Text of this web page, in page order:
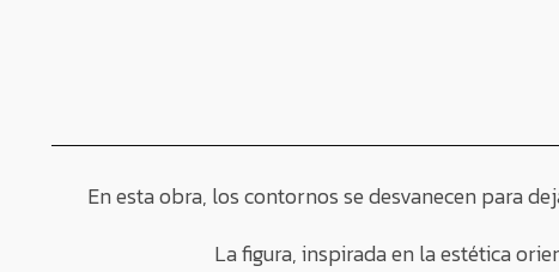
En esta obra, los contornos se desvanecen para
La figura, inspirada en la estética